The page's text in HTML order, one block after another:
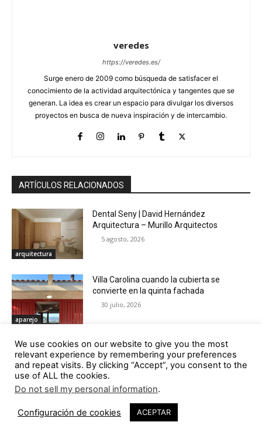
veredes
https://veredes.es/
Surge enero de 2009 como búsqueda de satisfacer el
conocimiento de la actividad arquitectónica y tangentes que se
generan. La idea es crear un espacio para divulgar los diversos
proyectos en busca de nueva inspiración y de intercambio.
ARTÍCULOS RELACIONADOS
arquitectura
Dental Seny | David Hernández
Arquitectura – Murillo Arquitectos
5 agosto, 2026
aparejo
Villa Carolina cuando la cubierta se
convierte en la quinta fachada
30 julio, 2026
arquitectura
Casa de la Juventud de Alcalá de Guadaíra
| Retuerto Arquitectos – dunar arquitectos
29 julio, 2026
Casa Parche | NAN Arquitectos
22 julio, 2026
We use cookies on our website to give you the most
relevant experience by remembering your preferences
and repeat visits. By clicking “Accept”, you consent to the
use of ALL the cookies.
Do not sell my personal information.
Configuración de cookies ACEPTAR